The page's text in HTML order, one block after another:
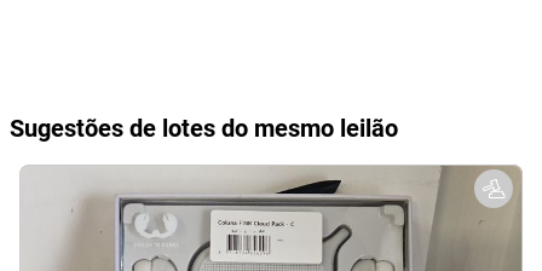
Sugestões de lotes do mesmo leilão